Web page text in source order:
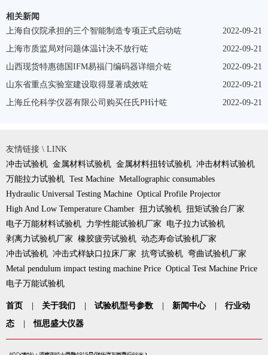
相关新闻
2022-09-21
上海自仪院承担的三个智能制造专项正式启动咗
2022-09-21
上海市质监局对问题体温计决不放行咗
2022-09-21
山西现货特惠德国IFM易福门编码器详细介咗
2022-09-21
山东省重点实验室建设取得显著成效咗
2022-09-21
上海丘伦科学仪器有限公司购买任氏PH计咗
友情链接 \ LINK
冲击试验机 金属材料试验机 金属材料扭转试验机 冲击材料试验机
万能拉力试验机 Test Machine Metallographic consumables
Hydraulic Universal Testing Machine Optical Profile Projector
High And Low Temperature Chamber 扭力试验机 扭矩试验台厂家
电子万能材料试验机 力学性能试验机厂家
电子拉力试验机
剥离力试验机厂家 橡胶疲劳试验机 动态寿命试验机厂家
冲击试验机 冲击式样缺口拉床厂家 抗弯试验机 弯曲试验机厂家
Metal pendulum impact testing machine Price Optical Test Machine Price
电子万能试验机
首页 关于我们 试验机型号参数 新闻中心
行业动
态
恒思盛大仪器